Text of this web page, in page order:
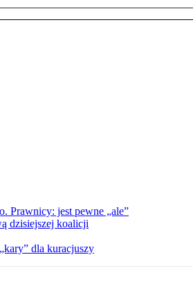
Prawnicy: jest pewne „ale”
dzisiejszej koalicji
dla kuracjuszy